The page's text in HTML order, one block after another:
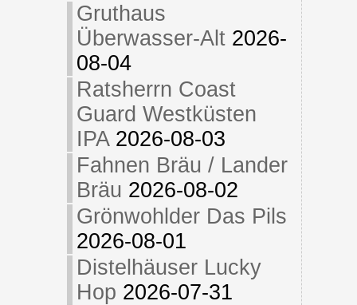
Gruthaus
Überwasser-Alt 2026-
08-04
Ratsherrn Coast
Guard Westküsten
IPA 2026-08-03
Fahnen Bräu / Lander
Bräu 2026-08-02
Grönwohlder Das Pils
2026-08-01
Distelhäuser Lucky
Hop 2026-07-31